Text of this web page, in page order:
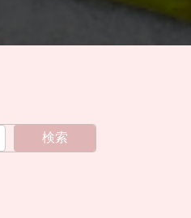
検索